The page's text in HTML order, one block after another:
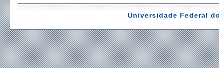
Universidade Federal